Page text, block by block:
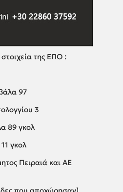
της ΕΠΟ :
97
3
89 γκολ
γκολ
Πειραιά και ΑΕ
που αποχώρησαν)